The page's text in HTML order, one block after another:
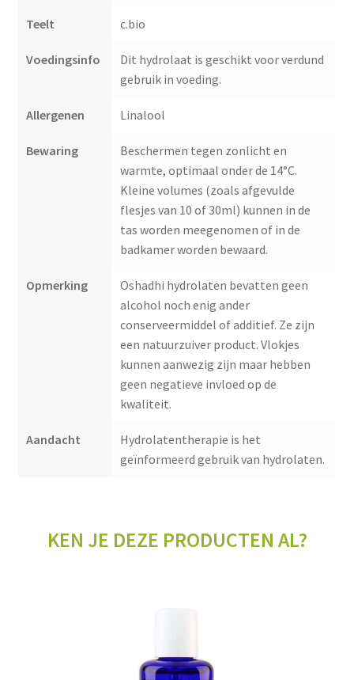
Teelt c.bio
Voedingsinfo
Dit hydrolaat is geschikt voor verdund
gebruik in voeding.
Allergenen Linalool
Bewaring
Beschermen tegen zonlicht en
warmte, optimaal onder de 14°C.
Kleine volumes (zoals afgevulde
flesjes van 10 of 30ml) kunnen in de
tas worden meegenomen of in de
badkamer worden bewaard.
Opmerking
Oshadhi hydrolaten bevatten geen
alcohol noch enig ander
conserveermiddel of additief. Ze zijn
een natuurzuiver product. Vlokjes
kunnen aanwezig zijn maar hebben
geen negatieve invloed op de
kwaliteit.
Aandacht
Hydrolatentherapie is het
geïnformeerd gebruik van hydrolaten.
KEN JE DEZE PRODUCTEN AL?